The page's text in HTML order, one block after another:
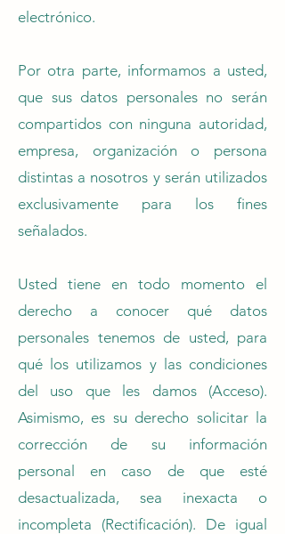
electrónico.
Por otra parte, informamos a usted,
que sus datos personales no serán
compartidos con ninguna autoridad,
empresa, organización o persona
distintas a nosotros y serán utilizados
exclusivamente para los fines
señalados.
Usted tiene en todo momento el
derecho a conocer qué datos
personales tenemos de usted, para
qué los utilizamos y las condiciones
del uso que les damos (Acceso).
Asimismo, es su derecho solicitar la
corrección de su información
personal en caso de que esté
desactualizada, sea inexacta o
incompleta (Rectificación). De igual